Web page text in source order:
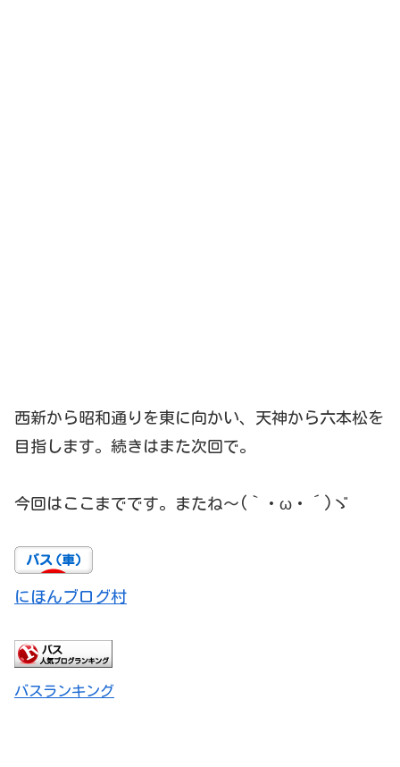
西新から昭和通りを東に向かい、天神から六本松を
目指します。続きはまた次回で。
今回はここまでです。またね～(｀・ω・´)ゞ
にほんブログ村
バスランキング